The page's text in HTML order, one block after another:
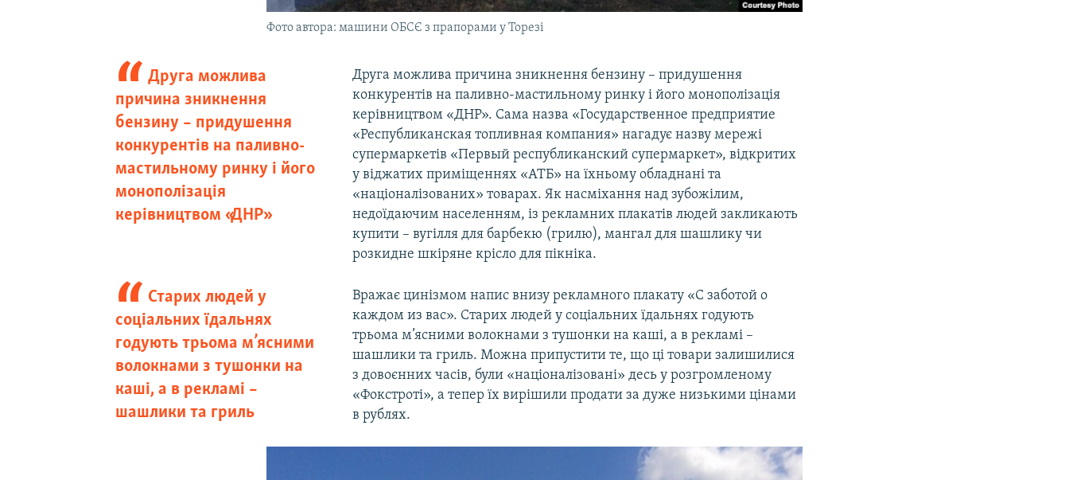
Фото автора: машини ОБСЄ з прапорами у Торезі
Друга можлива
причина зникнення
бензину – придушення
конкурентів на паливно-
мастильному ринку і його
монополізація
керівництвом «ДНР»
Друга можлива причина зникнення бензину – придушення
конкурентів на паливно-мастильному ринку і його монополізація
керівництвом «ДНР». Сама назва «Государственное предприятие
«Республиканская топливная компания» нагадує назву мережі
супермаркетів «Первый республиканский супермаркет», відкритих
у віджатих приміщеннях «АТБ» на їхньому обладнані та
«націоналізованих» товарах. Як насміхання над зубожілим,
недоїдаючим населенням, із рекламних плакатів людей закликають
купити – вугілля для барбекю (грилю), мангал для шашлику чи
розкидне шкіряне крісло для пікніка.
Старих людей у
соціальних їдальнях
годують трьома м’ясними
волокнами з тушонки на
каші, а в рекламі –
шашлики та гриль
Вражає цинізмом напис внизу рекламного плакату «С заботой о
каждом из вас». Старих людей у соціальних їдальнях годують
трьома м’ясними волокнами з тушонки на каші, а в рекламі –
шашлики та гриль. Можна припустити те, що ці товари залишилися
з довоєнних часів, були «націоналізовані» десь у розгромленому
«Фокстроті», а тепер їх вирішили продати за дуже низькими цінами
в рублях.